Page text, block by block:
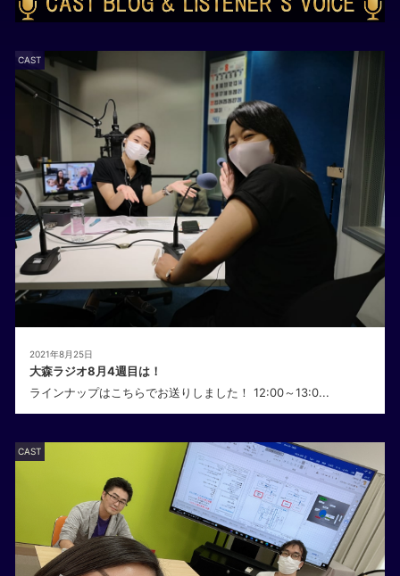
2021年8月25日
CAST
大森ラジオ8月4週目は！
ラインナップはこちらでお送りしました！ 12:00～13:0...
CAST